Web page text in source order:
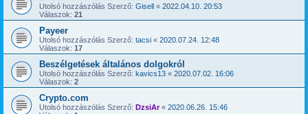
Utolsó hozzászólás Szerző: Gisell « 2022.04.10. 20:53
Válaszok: 21
Payeer
Utolsó hozzászólás Szerző: tacsi « 2020.07.24. 12:48
Válaszok: 17
Beszélgetések általános dolgokról
Utolsó hozzászólás Szerző: kavics13 « 2020.07.02. 16:06
Válaszok: 2
Crypto.com
Utolsó hozzászólás Szerző: DzsiAr« 2020.06.26. 15:46